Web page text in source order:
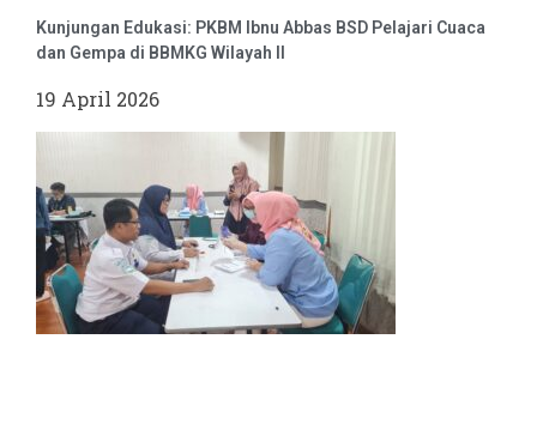
Kunjungan Edukasi: PKBM Ibnu Abbas BSD Pelajari Cuaca
dan Gempa di BBMKG Wilayah II
19 April 2026